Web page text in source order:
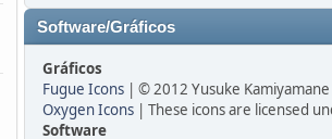
Software/Gráficos
Gráficos
Fugue Icons | © 2012 Yusuke
Oxygen Icons | These icons are licensed
Software